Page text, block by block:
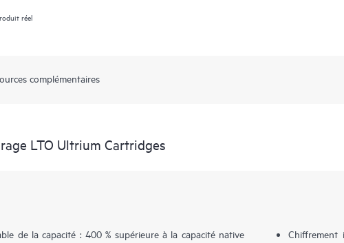
réel
complémentaires
LTO Ultrium Cartridges
de la capacité : 400 % supérieure à la capacité native